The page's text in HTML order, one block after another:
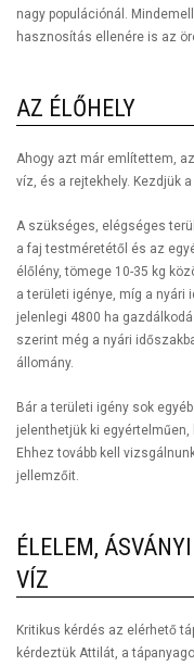
nagy populációnál.
hasznosítás ellenére is az
AZ ÉLŐHELY
Ahogy azt már említettem,
víz, és a rejtekhely. Kezdjük
A szükséges, elégséges
a faj testméretétől és az
élőlény, tömege 10-35 kg
a területi igénye, míg a nyári
jelenlegi 4800 ha
szerint még a nyári
állomány.
Bár a területi igény sok
jelenthetjük ki
Ehhez tovább kell
jellemzőit.
ÉLELEM,
VÍZ
Kritikus kérdés az elérhető
kérdeztük Attilát, a